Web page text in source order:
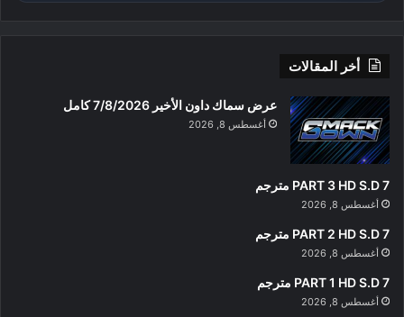
أخر المقالات
عرض سماك داون الأخير 7/8/2026 كامل
أغسطس 8, 2026
PART 3 HD S.D 7 مترجم
أغسطس 8, 2026
PART 2 HD S.D 7 مترجم
أغسطس 8, 2026
PART 1 HD S.D 7 مترجم
أغسطس 8, 2026